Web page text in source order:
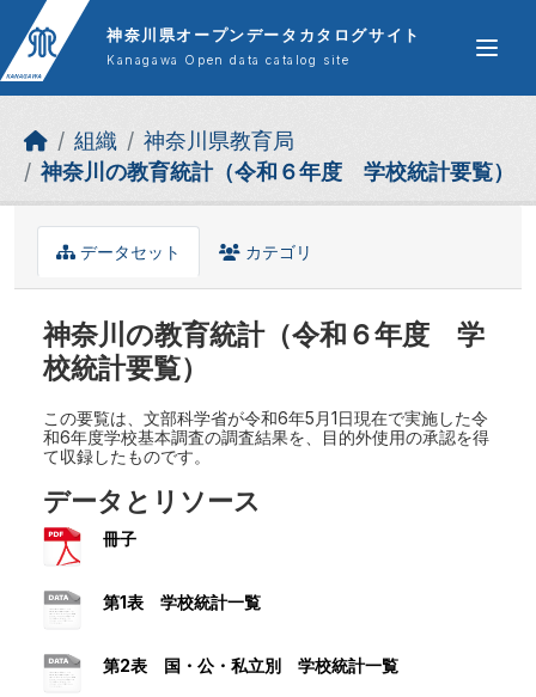
Skip to main content
神奈川県オープンデータカタログサイト
Kanagawa Open data catalog site
組織
神奈川県教育局
神奈川の教育統計（令和６年度 学校統計要覧）
データセット カテゴリ
神奈川の教育統計（令和６年度 学
校統計要覧）
この要覧は、文部科学省が令和6年5月1日現在で実施した令
和6年度学校基本調査の調査結果を、目的外使用の承認を得
て収録したものです。
データとリソース
冊子
第1表 学校統計一覧
第2表 国・公・私立別 学校統計一覧